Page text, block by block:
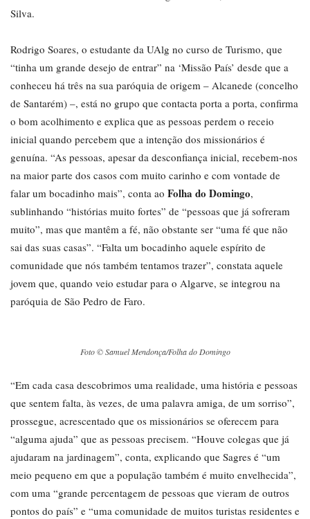
Silva.
Rodrigo Soares, o estudante da UAlg no curso de Turismo, que
“tinha um grande desejo de entrar” na ‘Missão País’ desde que a
conheceu há três na sua paróquia de origem – Alcanede (concelho
de Santarém) –, está no grupo que contacta porta a porta, confirma
o bom acolhimento e explica que as pessoas perdem o receio
inicial quando percebem que a intenção dos missionários é
genuína. “As pessoas, apesar da desconfiança inicial, recebem-nos
na maior parte dos casos com muito carinho e com vontade de
falar um bocadinho mais”, conta ao Folha do Domingo,
sublinhando “histórias muito fortes” de “pessoas que já sofreram
muito”, mas que mantêm a fé, não obstante ser “uma fé que não
sai das suas casas”. “Falta um bocadinho aquele espírito de
comunidade que nós também tentamos trazer”, constata aquele
jovem que, quando veio estudar para o Algarve, se integrou na
paróquia de São Pedro de Faro.
Foto © Samuel Mendonça/Folha do Domingo
“Em cada casa descobrimos uma realidade, uma história e pessoas
que sentem falta, às vezes, de uma palavra amiga, de um sorriso”,
prossegue, acrescentado que os missionários se oferecem para
“alguma ajuda” que as pessoas precisem. “Houve colegas que já
ajudaram na jardinagem”, conta, explicando que Sagres é “um
meio pequeno em que a população também é muito envelhecida”,
com uma “grande percentagem de pessoas que vieram de outros
pontos do país” e “uma comunidade de muitos turistas residentes e